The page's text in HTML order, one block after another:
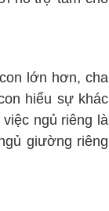
lớn hơn, cha
hiểu sự khác
ngủ riêng là
giường riêng